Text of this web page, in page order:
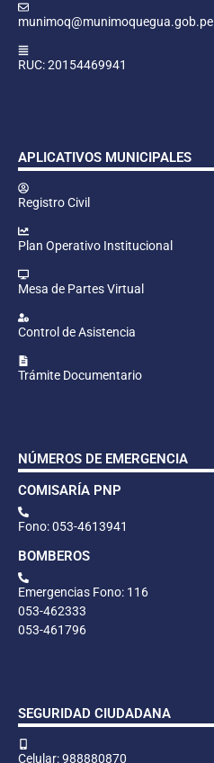
munimoq@munimoquegua.gob.pe
RUC: 20154469941
APLICATIVOS MUNICIPALES
Registro Civil
Plan Operativo Institucional
Mesa de Partes Virtual
Control de Asistencia
Trámite Documentario
NÚMEROS DE EMERGENCIA
COMISARÍA PNP
Fono: 053-4613941
BOMBEROS
Emergencias Fono: 116
053-462333
053-461796
SEGURIDAD CIUDADANA
Celular: 988880870